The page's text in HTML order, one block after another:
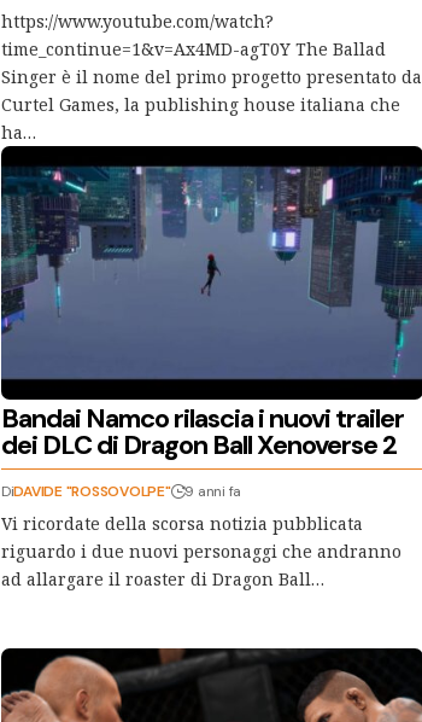
https://www.youtube.com/watch?
time_continue=1&v=Ax4MD-agT0Y The Ballad
Singer è il nome del primo progetto presentato da
Curtel Games, la publishing house italiana che
ha…
Bandai Namco rilascia i nuovi trailer
dei DLC di Dragon Ball Xenoverse 2
DiDAVIDE "ROSSOVOLPE" 9 anni fa
Vi ricordate della scorsa notizia pubblicata
riguardo i due nuovi personaggi che andranno
ad allargare il roaster di Dragon Ball…